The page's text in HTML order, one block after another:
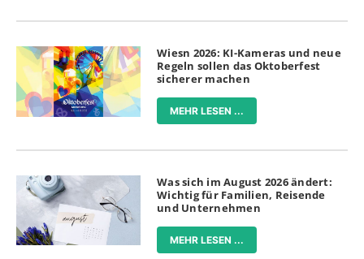
Wiesn 2026: KI-Kameras und neue
Regeln sollen das Oktoberfest
sicherer machen
MEHR LESEN ...
Was sich im August 2026 ändert:
Wichtig für Familien, Reisende
und Unternehmen
MEHR LESEN ...